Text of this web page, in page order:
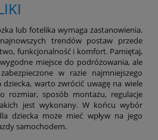
lub fotelika wymaga zastanowienia.
trendów postaw przede
funkcjonalność i komfort. Pamiętaj,
miejsce do podróżowania, ale
w razie najmniejszego
warto zwrócić uwagę na wiele
rozmiar, sposób montażu, regulacje
jest wykonany. W końcu wybór
dziecka może mieć wpływ na jego
samochodem.